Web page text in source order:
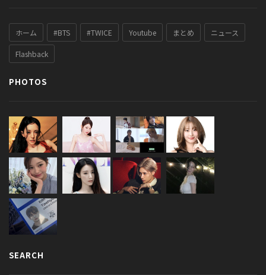
ホーム #BTS #TWICE Youtube まとめ ニュース
Flashback
PHOTOS
SEARCH